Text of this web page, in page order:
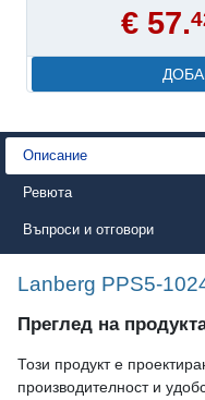
€ 57.
Описание
Ревюта
Въпроси и отговори
Lanberg PPS5-
Преглед на
Този продукт е
производителност и